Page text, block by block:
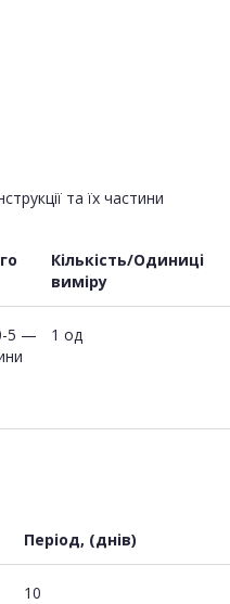
та їх частини
Кількість/Одиниці
виміру
5 —
1 од
Період, (днів)
10